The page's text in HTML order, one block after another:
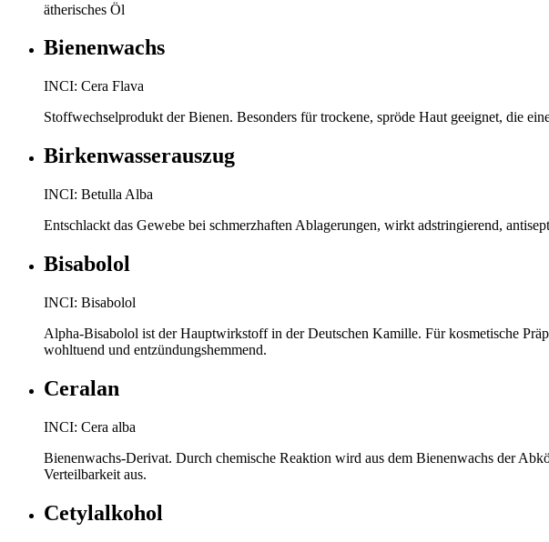
ätherisches Öl
Bienenwachs
INCI: Cera Flava
Stoffwechselprodukt der Bienen. Besonders für trockene, spröde Haut geeignet, die
Birkenwasserauszug
INCI: Betulla Alba
Entschlackt das Gewebe bei schmerzhaften Ablagerungen, wirkt adstringierend,
Bisabolol
INCI: Bisabolol
Alpha-Bisabolol ist der Hauptwirkstoff in der Deutschen Kamille. Für kosmetische
wohltuend und entzündungshemmend.
Ceralan
INCI: Cera alba
Bienenwachs-Derivat. Durch chemische Reaktion wird aus dem Bienenwachs der
Verteilbarkeit aus.
Cetylalkohol